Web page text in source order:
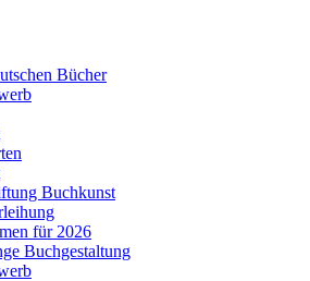
Bücher
Buchkunst
für 2026
Buchgestaltung